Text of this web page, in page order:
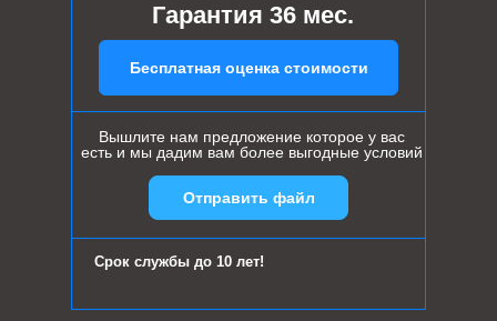
Гарантия 36 мес.
Бесплатная оценка стоимости
Вышлите нам предложение которое у вас
есть и мы дадим вам более выгодные условий
Срок службы до 10 лет!
Отправить файл